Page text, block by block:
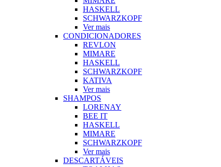
HASKELL
SCHWARZKOPF
Ver mais
CONDICIONADORES
REVLON
MIMARE
HASKELL
SCHWARZKOPF
KATIVA
Ver mais
SHAMPOS
LORENAY
BEE IT
HASKELL
MIMARE
SCHWARZKOPF
Ver mais
DESCARTÁVEIS